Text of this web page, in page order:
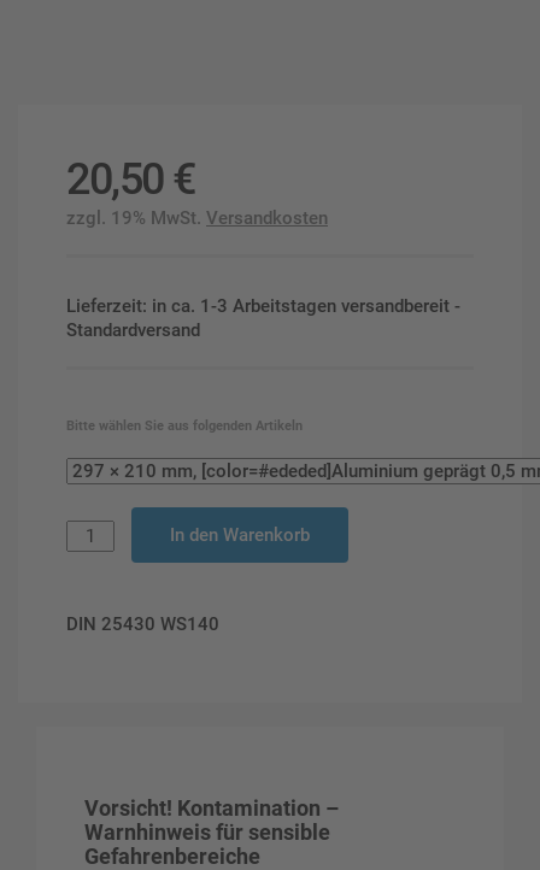
20,50 €
zzgl. 19% MwSt. Versandkosten
Lieferzeit: in ca. 1-3 Arbeitstagen versandbereit -
Standardversand
Bitte wählen Sie aus folgenden Artikeln
In den Warenkorb
DIN 25430 WS140
Vorsicht! Kontamination –
Warnhinweis für sensible
Gefahrenbereiche